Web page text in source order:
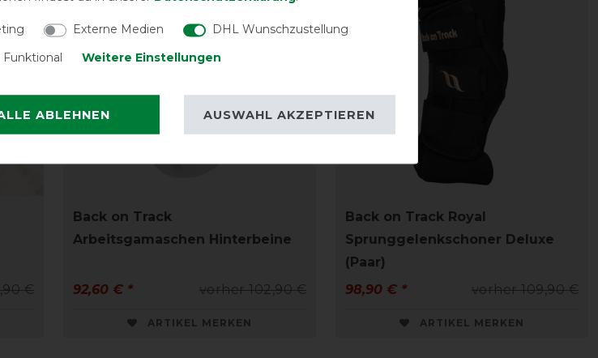
€
Back on Track
Arbeitsgamaschen Hinterbeine
vorher 102,90 €
92,60 € *
ARTIKEL MERKEN
Back on Track Royal
Sprunggelenkschoner Deluxe
(Paar)
vorher 109,90 €
98,90 € *
ARTIKEL MERKEN
Externe Medien
DHL Wunschzustellung
Funktional Weitere Einstellungen
ABLEHNEN AUSWAHL AKZEPTIEREN